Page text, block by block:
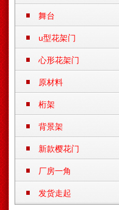
舞台
u型花架门
心形花架门
原材料
桁架
背景架
新款樱花门
厂房一角
发货走起